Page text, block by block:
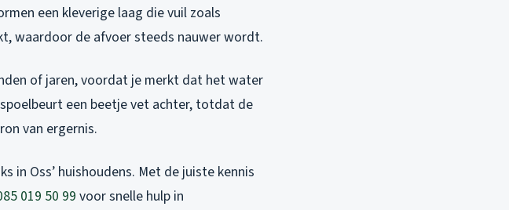
een kleverige laag die vuil zoals
waardoor de afvoer steeds nauwer wordt.
of jaren, voordat je merkt dat het water
een beetje vet achter, totdat de
van ergernis.
in Oss’ huishoudens. Met de juiste kennis
019 50 99 voor snelle hulp in